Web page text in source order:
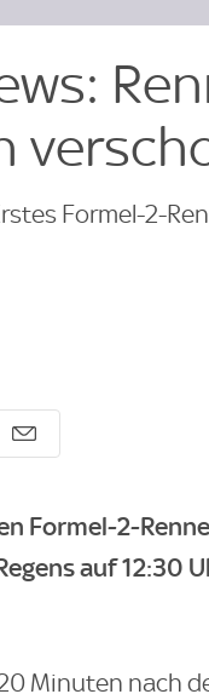
Formel-2-
Formel-2-
auf 12:30
Minuten nach